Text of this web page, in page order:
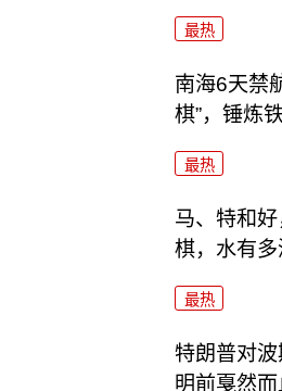
最热
南海6天禁
棋”，锤炼
最热
马、特和
棋，水有多
最热
特朗普对
明前戛然而